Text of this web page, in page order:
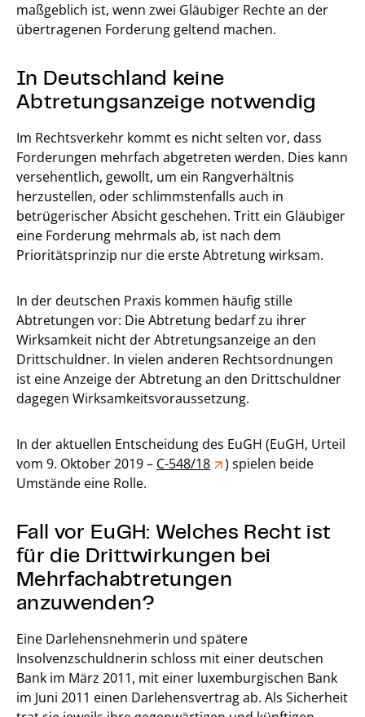
maßgeblich ist, wenn zwei Gläubiger Rechte an der
übertragenen Forderung geltend machen.
In Deutschland keine
Abtretungsanzeige notwendig
Im Rechtsverkehr kommt es nicht selten vor, dass
Forderungen mehrfach abgetreten werden. Dies kann
versehentlich, gewollt, um ein Rangverhältnis
herzustellen, oder schlimmstenfalls auch in
betrügerischer Absicht geschehen. Tritt ein Gläubiger
eine Forderung mehrmals ab, ist nach dem
Prioritätsprinzip nur die erste Abtretung wirksam.
In der deutschen Praxis kommen häufig stille
Abtretungen vor: Die Abtretung bedarf zu ihrer
Wirksamkeit nicht der Abtretungsanzeige an den
Drittschuldner. In vielen anderen Rechtsordnungen
ist eine Anzeige der Abtretung an den Drittschuldner
dagegen Wirksamkeitsvoraussetzung.
In der aktuellen Entscheidung des EuGH (EuGH, Urteil
vom 9. Oktober 2019 – C-548/18
) spielen beide
Umstände eine Rolle.
Fall vor EuGH: Welches Recht ist
für die Drittwirkungen bei
Mehrfachabtretungen
anzuwenden?
Eine Darlehensnehmerin und spätere
Insolvenzschuldnerin schloss mit einer deutschen
Bank im März 2011, mit einer luxemburgischen Bank
im Juni 2011 einen Darlehensvertrag ab. Als Sicherheit